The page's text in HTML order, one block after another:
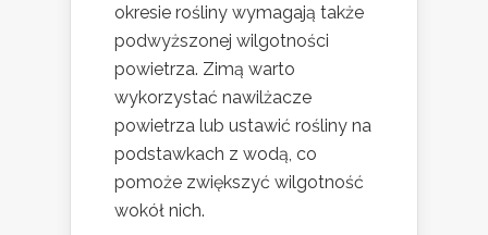
okresie rośliny wymagają także
podwyższonej wilgotności
powietrza. Zimą warto
wykorzystać nawilżacze
powietrza lub ustawić rośliny na
podstawkach z wodą, co
pomoże zwiększyć wilgotność
wokół nich.